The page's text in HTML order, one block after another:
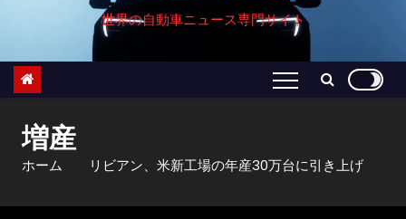
世界の自動車ニュース専門サイト
増産
ホーム リビアン、米新工場の年産30万台に引き上げ